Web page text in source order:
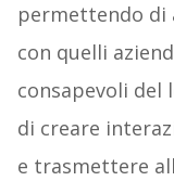
permettendo
con quelli
consapevoli
di creare
e trasmettere